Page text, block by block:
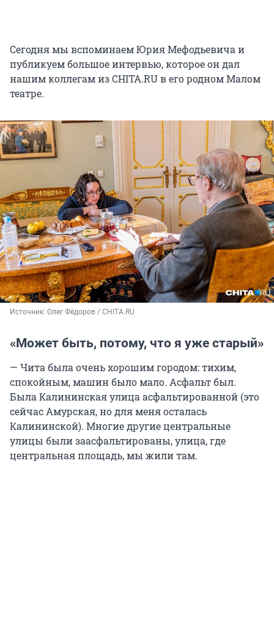
Сегодня мы вспоминаем Юрия Мефодьевича и
публикуем большое интервью, которое он дал
нашим коллегам из CHITA.RU в его родном Малом
театре.
Источник: Олег Фёдоров / CHITA.RU
«Может быть, потому, что я уже старый»
— Чита была очень хорошим городом: тихим,
спокойным, машин было мало. Асфальт был.
Была Калининская улица асфальтированной (это
сейчас Амурская, но для меня осталась
Калининской). Многие другие центральные
улицы были заасфальтированы, улица, где
центральная площадь, мы жили там.